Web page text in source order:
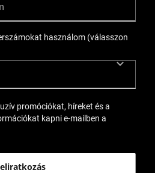
használom (válasszon
promóciókat, híreket és a
kapni e-mailben a